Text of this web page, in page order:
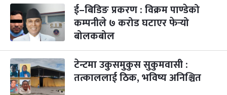
३
मंगल
महानवमी
कार्तिक ३, २०८३-Oct 20, 2026
२ महिना बाँकी
४
५
बिहि
पापा‌ङ्कुशा एकादशी व्रत
कार्तिक ५, २०८३
२ महिना बाँकी
ई–बिडिङ प्रकरण : विक्रम पाण्डेको
कम्पनीले ७ करोड घटाएर फेर्‍यो
बोलकबोल
टेन्टमा उकुसमुकुस सुकुमवासी :
तत्काललाई ठिक, भविष्य अनिश्चित